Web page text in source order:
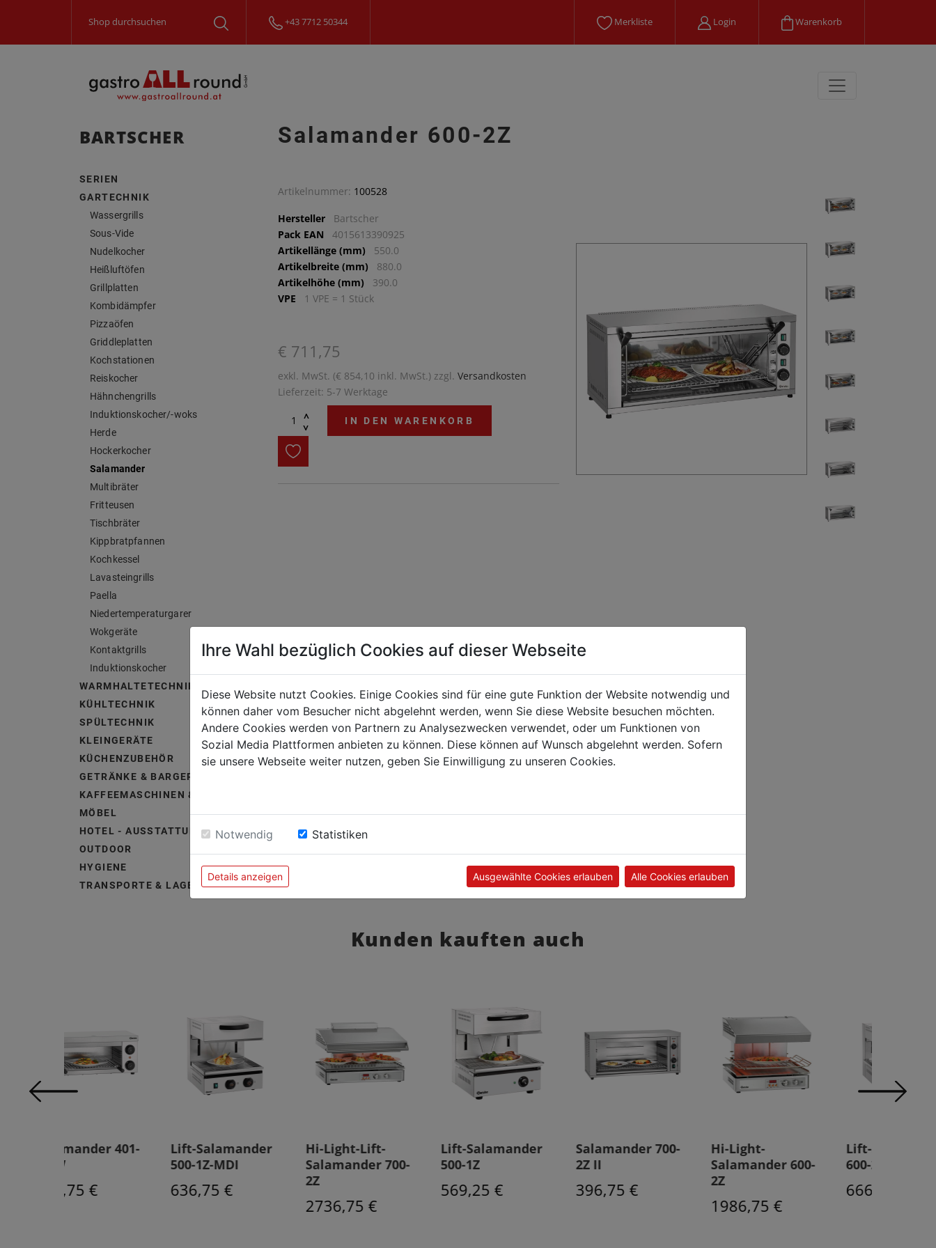
+43 7712 50344 Merkliste Login Warenkorb
BARTSCHER
SERIEN
GARTECHNIK
Wassergrills
Sous-Vide
Nudelkocher
Heißluftöfen
Grillplatten
Kombidämpfer
Pizzaöfen
Griddleplatten
Kochstationen
Reiskocher
Hähnchengrills
Induktionskocher/-woks
Herde
Hockerkocher
Salamander
Multibräter
Fritteusen
Tischbräter
Kippbratpfannen
Kochkessel
Lavasteingrills
Paella
Niedertemperaturgarer
Wokgeräte
Kontaktgrills
Induktionskocher
WARMHALTETECHNIK
KÜHLTECHNIK
SPÜLTECHNIK
KLEINGERÄTE
KÜCHENZUBEHÖR
GETRÄNKE & BARGERÄTE
KAFFEEMASCHINEN & ZUBEHÖR
MÖBEL
HOTEL - AUSSTATTUNG &
OUTDOOR
HYGIENE
TRANSPORTE & LAGERUNG
Salamander 600-2Z
Artikelnummer: 100528
Hersteller
Bartscher
Pack EAN
4015613390925
Artikellänge (mm)
550.0
Artikelbreite (mm)
880.0
Artikelhöhe (mm)
390.0
VPE
1 VPE = 1 Stück
€ 711,75
exkl. MwSt. (€ 854,10 inkl. MwSt.) zzgl. Versandkosten
Lieferzeit: 5-7 Werktage
^
^
IN DEN WARENKORB
Kunden kauften auch
Lift-Salamander
636,75 €
Hi-Light-Lift-
Salamander 700-
Lift-Salamander
500-1Z
Salamander 700-
396,75 €
Hi-Light-
Salamander 600-
Lift-Salamander
600-2Z
Ihre Wahl bezüglich Cookies auf dieser Webseite
Diese Website nutzt Cookies. Einige Cookies sind für eine gute Funktion der Website notwendig und
können daher vom Besucher nicht abgelehnt werden, wenn Sie diese Website besuchen möchten.
Andere Cookies werden von Partnern zu Analysezwecken verwendet, oder um Funktionen von
Sozial Media Plattformen anbieten zu können. Diese können auf Wunsch abgelehnt werden. Sofern
sie unsere Webseite weiter nutzen, geben Sie Einwilligung zu unseren Cookies.
Notwendig Statistiken
Details anzeigen Ausgewählte Cookies erlauben Alle Cookies erlauben